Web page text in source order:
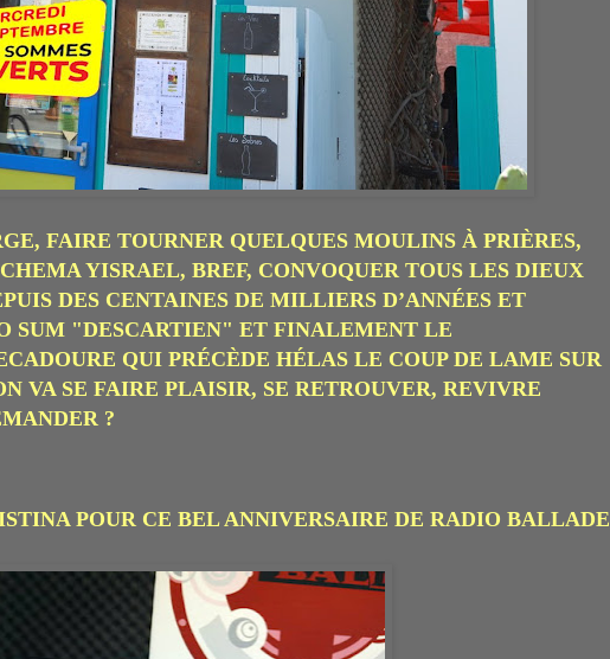
FAIRE TOURNER QUELQUES MOULINS À PRIÈRES,
YISRAEL, BREF, CONVOQUER TOUS LES DIEUX
DES CENTAINES DE MILLIERS D’ANNÉES ET
SUM "DESCARTIEN" ET FINALEMENT LE
QUI PRÉCÈDE HÉLAS LE COUP DE LAME SUR
VA SE FAIRE PLAISIR, SE RETROUVER, REVIVRE
?
POUR CE BEL ANNIVERSAIRE DE RADIO BALLADE